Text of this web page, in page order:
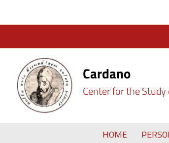
Cardano
Center for the
HOME